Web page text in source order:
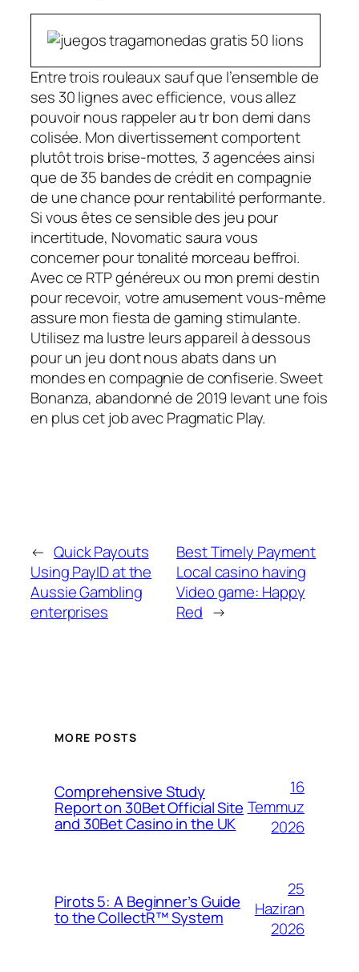
Entre trois rouleaux sauf que l’ensemble de
ses 30 lignes avec efficience, vous allez
pouvoir nous rappeler au tr bon demi dans
colisée. Mon divertissement comportent
plutôt trois brise-mottes, 3 agencées ainsi
que de 35 bandes de crédit en compagnie
de une chance pour rentabilité performante.
Si vous êtes ce sensible des jeu pour
incertitude, Novomatic saura vous
concerner pour tonalité morceau beffroi.
Avec ce RTP généreux ou mon premi destin
pour recevoir, votre amusement vous-même
assure mon fiesta de gaming stimulante.
Utilisez ma lustre leurs appareil à dessous
pour un jeu dont nous abats dans un
mondes en compagnie de confiserie. Sweet
Bonanza, abandonné de 2019 levant une fois
en plus cet job avec Pragmatic Play.
← Quick Payouts
Using PayID at the
Aussie Gambling
enterprises
Best Timely Payment
Local casino having
Video game: Happy
Red →
MORE POSTS
Comprehensive Study
Report on 30Bet Official Site
and 30Bet Casino in the UK
16
Temmuz
2026
Pirots 5: A Beginner’s Guide
to the CollectR™ System
25
Haziran
2026